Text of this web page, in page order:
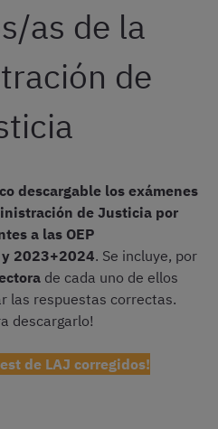
as de la
de
descargable los exámenes
de Justicia por
a las OEP
2023+2024. Se incluye, por
de cada uno de ellos
las respuestas correctas.
descargarlo!
de LAJ corregidos!